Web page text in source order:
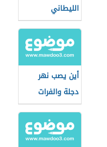
الليطاني
أين يصب نهر
دجلة والفرات